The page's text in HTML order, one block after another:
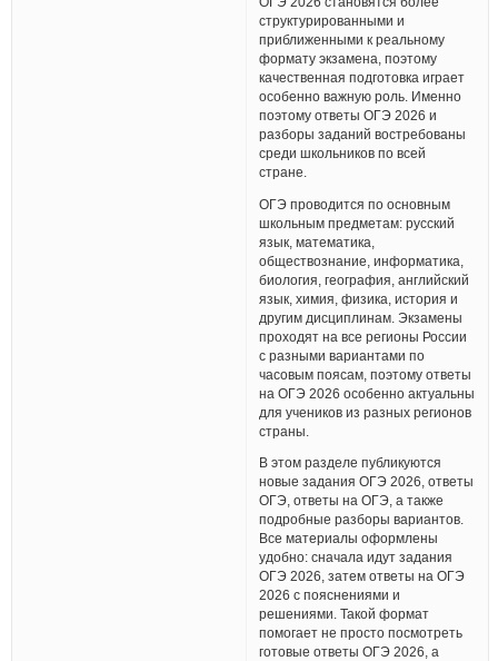
структурированными и
приближенными к реальному
формату экзамена, поэтому
качественная подготовка играет
особенно важную роль. Именно
поэтому ответы ОГЭ 2026 и
разборы заданий востребованы
среди школьников по всей
стране.
ОГЭ проводится по основным
школьным предметам: русский
язык, математика,
обществознание, информатика,
биология, география, английский
язык, химия, физика, история и
другим дисциплинам. Экзамены
проходят на все регионы России
с разными вариантами по
часовым поясам, поэтому ответы
на ОГЭ 2026 особенно актуальны
для учеников из разных регионов
страны.
В этом разделе публикуются
новые задания ОГЭ 2026, ответы
ОГЭ, ответы на ОГЭ, а также
подробные разборы вариантов.
Все материалы оформлены
удобно: сначала идут задания
ОГЭ 2026, затем ответы на ОГЭ
2026 с пояснениями и
решениями. Такой формат
помогает не просто посмотреть
готовые ответы ОГЭ 2026, а